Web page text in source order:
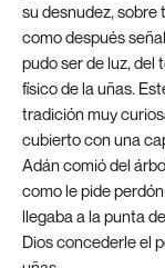
su desnudez, sobre
como después
pudo ser de luz, del
físico de la uñas.
tradición muy
cubierto con una
Adán comió del
como le pide
llegaba a la punta
Dios concederle el